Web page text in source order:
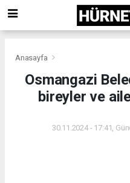
Anasayfa
Osmangazi
bireyler ve
30.11.2024 - 17:41,